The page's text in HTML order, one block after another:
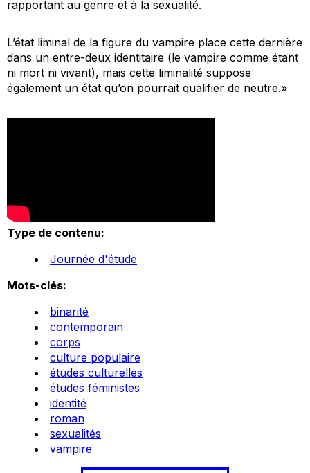
rapportant au genre et à la sexualité.
L’état liminal de la figure du vampire place cette dernière
dans un entre-deux identitaire (le vampire comme étant
ni mort ni vivant), mais cette liminalité suppose
également un état qu’on pourrait qualifier de neutre.»
Type de contenu:
Journée d'étude
Mots-clés:
binarité
contemporain
corps
culture populaire
études culturelles
études féministes
identité
roman
sexualités
vampire